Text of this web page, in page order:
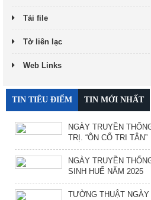
Tải file
Tờ liên lạc
Web Links
TIN TIÊU ĐIỂM TIN MỚI NHẤT
NGÀY TRUYỀN
TRỊ. “ÔN CỐ TRI TÂN”
NGÀY TRUYỀN
SINH HUẾ NĂM 2025
TƯỜNG THUẬT